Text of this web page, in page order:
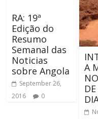
RA: 19ª
Edição do
Resumo
Semanal das
Noticias
sobre Angola
September 26,
2016
0
A
DE